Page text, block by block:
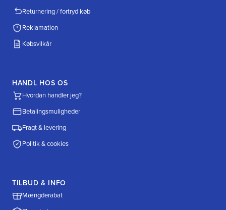
Returnering / fortryd køb
Reklamation
Købsvilkår
HANDL HOS OS
Hvordan handler jeg?
Betalingsmuligheder
Fragt & levering
Politik & cookies
TILBUD & INFO
Mængderabat